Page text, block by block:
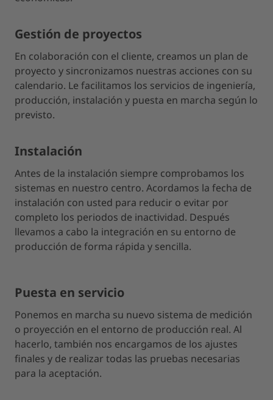
Gestión de proyectos
En colaboración con el cliente, creamos un plan de
proyecto y sincronizamos nuestras acciones con su
calendario. Le facilitamos los servicios de ingeniería,
producción, instalación y puesta en marcha según lo
previsto.
Instalación
Antes de la instalación siempre comprobamos los
sistemas en nuestro centro. Acordamos la fecha de
instalación con usted para reducir o evitar por
completo los periodos de inactividad. Después
llevamos a cabo la integración en su entorno de
producción de forma rápida y sencilla.
Puesta en servicio
Ponemos en marcha su nuevo sistema de medición
o proyección en el entorno de producción real. Al
hacerlo, también nos encargamos de los ajustes
finales y de realizar todas las pruebas necesarias
para la aceptación.